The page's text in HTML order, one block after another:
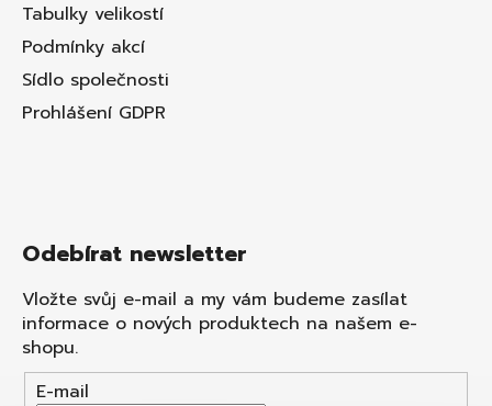
Tabulky velikostí
Podmínky akcí
Sídlo společnosti
Prohlášení GDPR
Odebírat newsletter
Vložte svůj e-mail a my vám budeme zasílat
informace o nových produktech na našem e-
shopu.
E-mail